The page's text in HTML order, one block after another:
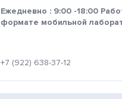
Ежедневно : 9:00 -18:00
формате мобильной
+7 (922) 638-37-12